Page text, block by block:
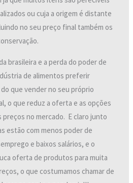
ou cuja a origem é distante
no seu preço final também os
brasileira e a perda do poder de
de alimentos preferir
que vender no seu próprio
o que reduz a oferta e as opções
preços no mercado. E claro junto
estão com menos poder de
e baixos salários, e o
oferta de produtos para muita
o que costumamos chamar de